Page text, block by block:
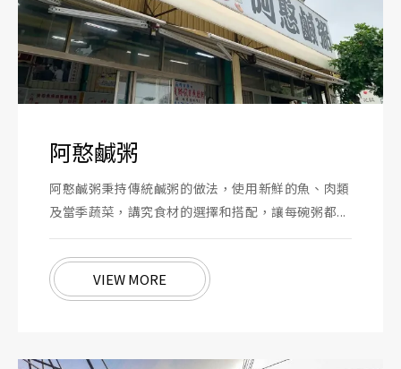
阿憨鹹粥
阿憨鹹粥秉持傳統鹹粥的做法，使用新鮮的魚、肉類
及當季蔬菜，講究食材的選擇和搭配，讓每碗粥都...
VIEW MORE